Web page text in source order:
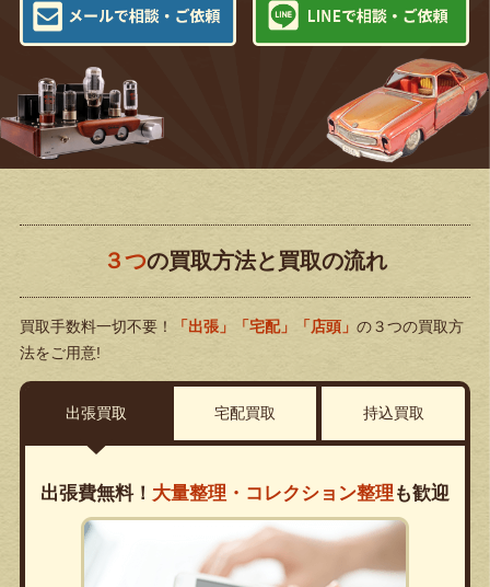
３つの買取方法と買取の流れ
買取手数料一切不要！ 「出張」「宅配」「店頭」 の３つの買取方
法をご用意!
出張買取 宅配買取 持込買取
出張費無料！ 大量整理・コレクション整理 も歓迎